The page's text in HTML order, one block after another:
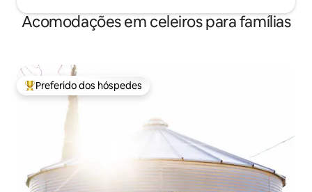
Acomodações em celeiros para famílias
Entre os melhores preferidos dos hóspedes
Preferido dos hóspedes